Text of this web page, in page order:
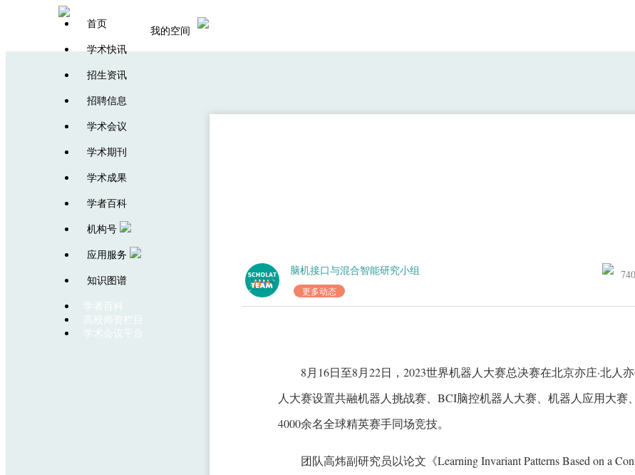
首页
学术快讯
招生资讯
招聘信息
学术会议
学术期刊
学术成果
学者百科
机构号
应用服务
知识图谱
学者百科
高校师资栏目
学术会议平台
我的空间
脑机接口与混合智能研究小组
更多动态
8月16日至8月22日，2023世界机器人大赛总决赛在北京亦庄·北人
人大赛设置共融机器人挑战赛、BCI脑控机器人大赛、机器人应用大赛
4000余名全球精英赛手同场竞技。
团队高炜副研究员以论文《Learning Invariant Patterns Based on a